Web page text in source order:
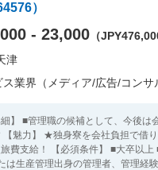
）
- 23,000 （
津
界（メディア/広告/コンサルタント/教育/外
細】 ■管理職の候補として、今後は
】 ■大卒以上 ■繊維系業界経験者
生産管理出身の管理者、管理経験あり ★40代